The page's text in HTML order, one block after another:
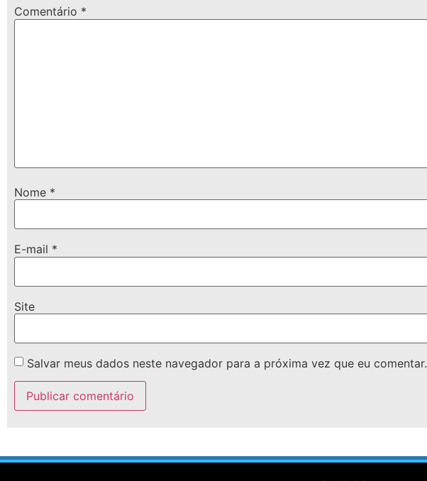
Comentário *
Nome *
E-mail *
Site
Salvar meus dados neste navegador para a próxima vez que eu comentar.